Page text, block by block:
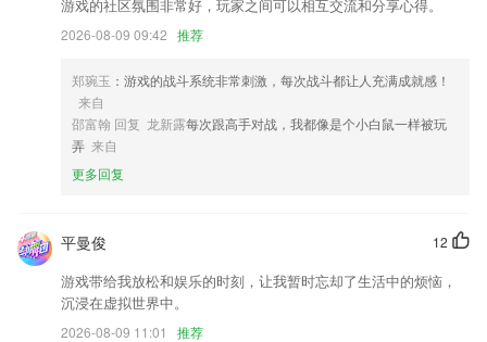
书荒广场上线达人榜单，快来成为书荒救星
优化视频剪辑裁剪速度
增加忘记密码功能通过验证码修改密码功能
以上就是开云下载app的介绍，如果您喜欢这款软件，您可以到应用商店
进行打分评论，说出您的使用经历，以帮助我们更好的对产品进行优化修
游戏的社区氛围非常好，玩家之间可以相互交流和分享心得。
2026-08-09 09:42 推荐
郑琬玉 ：游戏的战斗系统非常刺激，每次战斗都让人充满成就感！
来自
邵富翰 回复 龙新露每次跟高手对战，我都像是个小白鼠一样被玩
弄 来自
更多回复
12
平曼俊
游戏带给我放松和娱乐的时刻，让我暂时忘却了生活中的烦恼，
沉浸在虚拟世界中。
2026-08-09 11:01 推荐